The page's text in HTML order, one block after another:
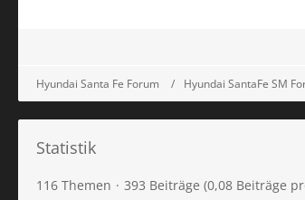
Hyundai Santa Fe Forum Hyundai SantaFe SM
Statistik
116 Themen 393 Beiträge (0,08 Beiträge